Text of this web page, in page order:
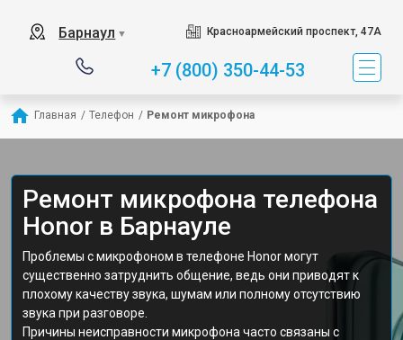
Барнаул ▼ Красноармейский проспект, 47А
+7 (800) 350-44-53
Главная / Телефон / Ремонт микрофона
Ремонт микрофона телефона
Honor в Барнауле
Проблемы с микрофоном в телефоне Honor могут
существенно затруднить общение, ведь они приводят к
плохому качеству звука, шумам или полному отсутствию
звука при разговоре.
Причины неисправности микрофона часто связаны с